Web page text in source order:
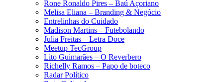
Rone Ronaldo Pires – Baú Açoriano
Melisa Eliana – Branding & Negócio
Entrelinhas do Cuidado
Madison Martins – Futebolando
Julia Freitas​ – Letra Doce
Meetup TecGroup
Lito Guimarães – O Reverbero
Richelly Ramos​ – Papo de boteco
Radar Político